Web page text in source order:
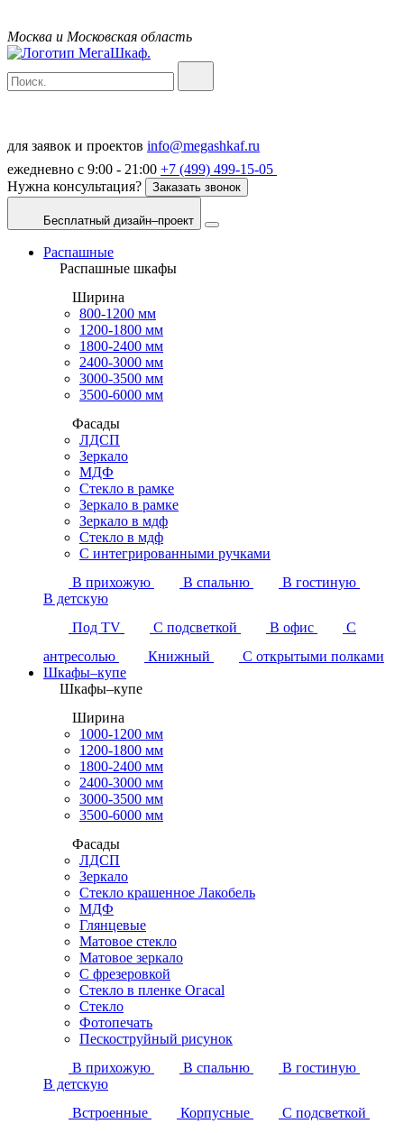
Москва и Московская область
для заявок и проектов info@megashkaf.ru
ежедневно с 9:00 - 21:00 +7 (499) 499-15-05
Нужна консультация?
Заказать звонок
Бесплатный дизайн–проект
Распашные
Распашные шкафы
Ширина
800-1200 мм
1200-1800 мм
1800-2400 мм
2400-3000 мм
3000-3500 мм
3500-6000 мм
Фасады
ЛДСП
Зеркало
МДФ
Стекло в рамке
Зеркало в рамке
Зеркало в мдф
Стекло в мдф
С интегрированными ручками
В прихожую
В спальню
В гостиную
В детскую
Под TV
С подсветкой В офис
С
антресолью
Книжный
С открытыми полками
Шкафы–купе
Шкафы–купе
Ширина
1000-1200 мм
1200-1800 мм
1800-2400 мм
2400-3000 мм
3000-3500 мм
3500-6000 мм
Фасады
ЛДСП
Зеркало
Стекло крашенное Лакобель
МДФ
Глянцевые
Матовое стекло
Матовое зеркало
С фрезеровкой
Стекло в пленке Огасаl
Стекло
Фотопечать
Пескоструйный рисунок
В прихожую
В спальню
В гостиную
В детскую
Встроенные
Корпусные
С подсветкой